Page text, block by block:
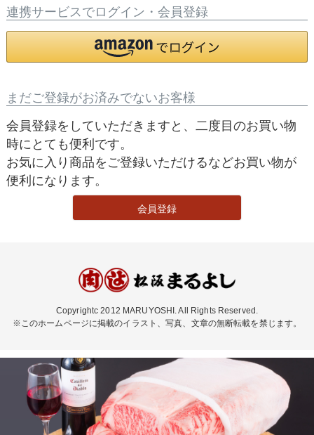
連携サービスでログイン・会員登録
まだご登録がお済みでないお客様
会員登録をしていただきますと、二度目のお買い物
時にとても便利です。
お気に入り商品をご登録いただけるなどお買い物が
便利になります。
会員登録
Copyrightc 2012 MARUYOSHI. All Rights Reserved.
※このホームページに掲載のイラスト、写真、文章の無断転載を禁じます。